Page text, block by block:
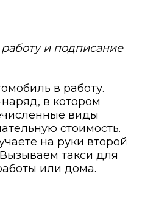
и подписание
в работу.
в котором
виды
стоимость.
на руки второй
такси для
или дома.